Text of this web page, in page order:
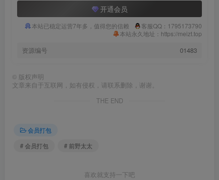
开通会员
本站已稳定运营7年多，值得您的信赖
客服QQ：1795173790
本站永久地址：https://meizt.top
资源编号 01483
© 版权声明
文章来自于互联网，如有侵权，请联系删除，谢谢。
THE END
会员打包
# 会员打包
# 前野太太
喜欢就支持一下吧